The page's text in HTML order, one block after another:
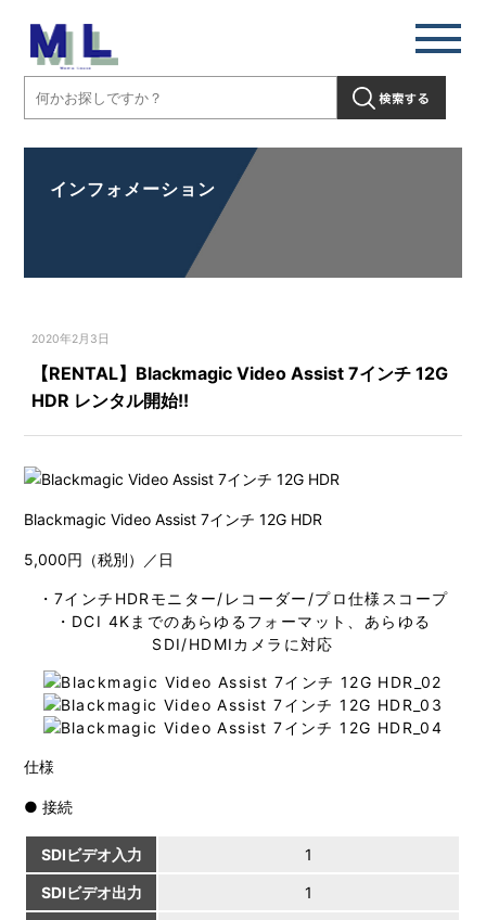
インフォメーション
2020年2月3日
【RENTAL】Blackmagic Video Assist 7インチ 12G
HDR レンタル開始!!
Blackmagic Video Assist 7インチ 12G HDR
5,000円（税別）／日
・7インチHDRモニター/レコーダー/プロ仕様スコープ
・DCI 4Kまでのあらゆるフォーマット、あらゆる
SDI/HDMIカメラに対応
仕様
● 接続
SDIビデオ入力 1
SDIビデオ出力 1